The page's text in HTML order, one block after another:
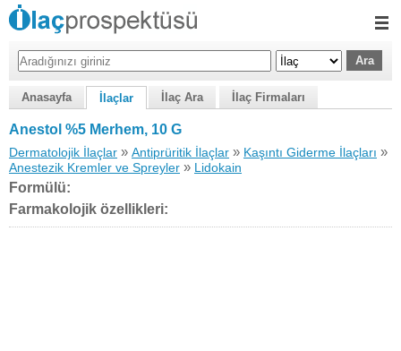
Anasayfa İlaçlar İlaç Ara İlaç Firmaları
Anestol %5 Merhem, 10 G
Dermatolojik İlaçlar » Antiprüritik İlaçlar » Kaşıntı Giderme İlaçları »
Anestezik Kremler ve Spreyler » Lidokain
Formülü:
Farmakolojik özellikleri: